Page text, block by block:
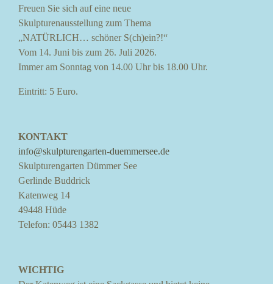
Freuen Sie sich auf eine neue
Skulpturenausstellung zum Thema
„NATÜRLICH… schöner S(ch)ein?!“
Vom 14. Juni bis zum 26. Juli 2026.
Immer am Sonntag von 14.00 Uhr bis 18.00 Uhr.
Eintritt: 5 Euro.
KONTAKT
info@skulpturengarten-duemmersee.de
Skulpturengarten Dümmer See
Gerlinde Buddrick
Katenweg 14
49448 Hüde
Telefon: 05443 1382
WICHTIG